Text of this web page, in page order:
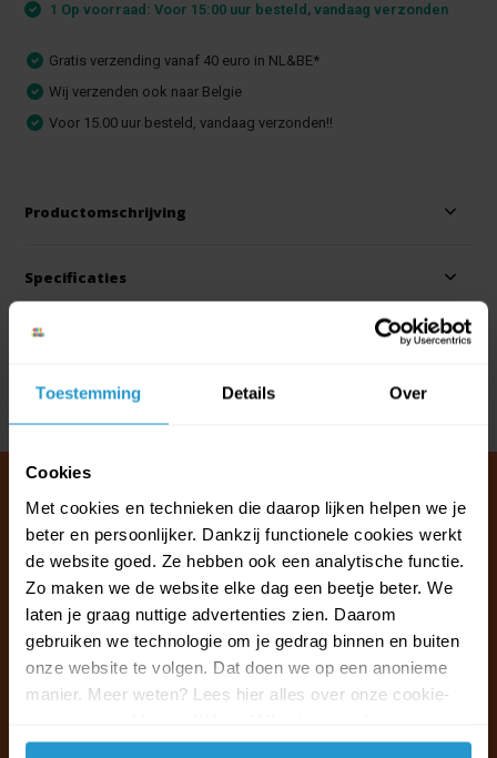
Toestemming Details Over
Cookies
Met cookies en technieken die daarop lijken helpen we je
beter en persoonlijker. Dankzij functionele cookies werkt
de website goed. Ze hebben ook een analytische functie.
Zo maken we de website elke dag een beetje beter. We
laten je graag nuttige advertenties zien. Daarom
gebruiken we technologie om je gedrag binnen en buiten
onze website te volgen. Dat doen we op een anonieme
manier. Meer weten? Lees hier alles over onze cookie-
accepteren.
1 Op voorraad: Voor 15:00 uur besteld, vandaag verzonden
Gratis verzending vanaf 40 euro in NL&BE*
Wij verzenden ook naar Belgie
Voor 15.00 uur besteld, vandaag verzonden!!
Productomschrijving
Specificaties
Reviews
Klantenservice & FAQ
Wij staan voor u klaar.
Ma t/m vr van 09:30 - 16:00 telefonisch
+31 (0)13 785 62 41
Naar de klantenservice & FAQ